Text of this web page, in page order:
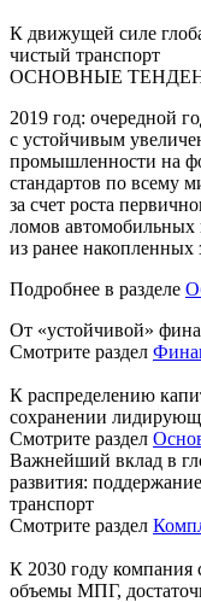
К движущей силе
чистый транспорт
ОСНОВНЫЕ
2019 год: очередной
с устойчивым
промышленности на
стандартов по всему
за счет роста
ломов автомобильных
из ранее накопленных
Подробнее в разделе
От «устойчивой»
Смотрите раздел
К распределению
сохранении
Смотрите раздел
Важнейший вклад в
развития:
транспорт
Смотрите раздел
К 2030 году компания
объемы МПГ,